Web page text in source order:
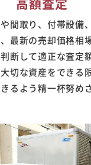
間取り、付帯設備
最新の売却価格相
断して適正な査定
切な資産をできる
るよう精一杯努め